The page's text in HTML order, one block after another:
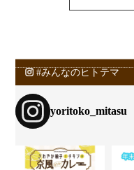
#みんなのヒトテマ
yoritoko_mitasu